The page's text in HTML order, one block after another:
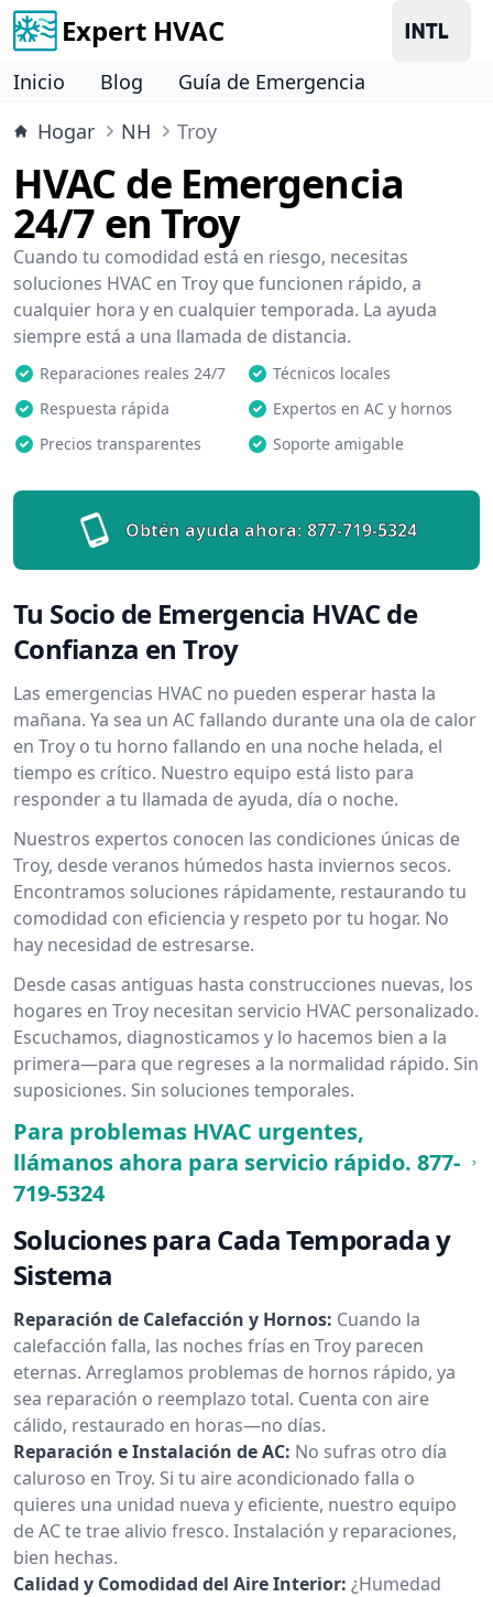
Expert HVAC
Inicio Blog
Guía de Emergencia
Hogar
NH Troy
HVAC de Emergencia
24/7 en Troy
Cuando tu comodidad está en riesgo, necesitas
soluciones HVAC en Troy que funcionen rápido, a
cualquier hora y en cualquier temporada. La ayuda
siempre está a una llamada de distancia.
Reparaciones reales 24/7
Técnicos locales
Respuesta rápida
Expertos en AC y hornos
Precios transparentes
Soporte amigable
Obtén ayuda ahora: 877-719-5324
Tu Socio de Emergencia HVAC de
Confianza en Troy
Las emergencias HVAC no pueden esperar hasta la
mañana. Ya sea un AC fallando durante una ola de calor
en Troy o tu horno fallando en una noche helada, el
tiempo es crítico. Nuestro equipo está listo para
responder a tu llamada de ayuda, día o noche.
Nuestros expertos conocen las condiciones únicas de
Troy, desde veranos húmedos hasta inviernos secos.
Encontramos soluciones rápidamente, restaurando tu
comodidad con eficiencia y respeto por tu hogar. No
hay necesidad de estresarse.
Desde casas antiguas hasta construcciones nuevas, los
hogares en Troy necesitan servicio HVAC personalizado.
Escuchamos, diagnosticamos y lo hacemos bien a la
primera—para que regreses a la normalidad rápido. Sin
suposiciones. Sin soluciones temporales.
Para problemas HVAC urgentes,
llámanos ahora para servicio rápido. 877-
719-5324
Soluciones para Cada Temporada y
Sistema
Reparación de Calefacción y Hornos: Cuando la
calefacción falla, las noches frías en Troy parecen
eternas. Arreglamos problemas de hornos rápido, ya
sea reparación o reemplazo total. Cuenta con aire
cálido, restaurado en horas—no días.
Reparación e Instalación de AC: No sufras otro día
caluroso en Troy. Si tu aire acondicionado falla o
quieres una unidad nueva y eficiente, nuestro equipo
de AC te trae alivio fresco. Instalación y reparaciones,
bien hechas.
Calidad y Comodidad del Aire Interior: ¿Humedad